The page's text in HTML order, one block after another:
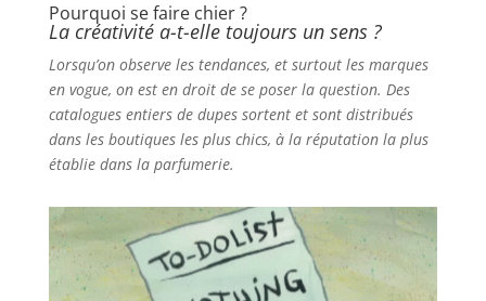
Pourquoi se faire chier ?
La créativité a-t-elle toujours un sens ?
Lorsqu’on observe les tendances, et surtout les marques
en vogue, on est en droit de se poser la question. Des
catalogues entiers de dupes sortent et sont distribués
dans les boutiques les plus chics, à la réputation la plus
établie dans la parfumerie.